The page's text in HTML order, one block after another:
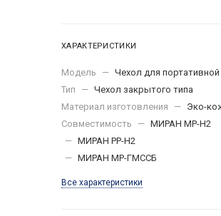
ХАРАКТЕРИСТИКИ
Модель — Чехол для
Тип
— Чехол закрытого типа
Материал изготовления
— Эко-
Совместимость
— МИРАН МР-Н2
— МИРАН РР-Н2
— МИРАН МР-ГМССБ
Все характеристики